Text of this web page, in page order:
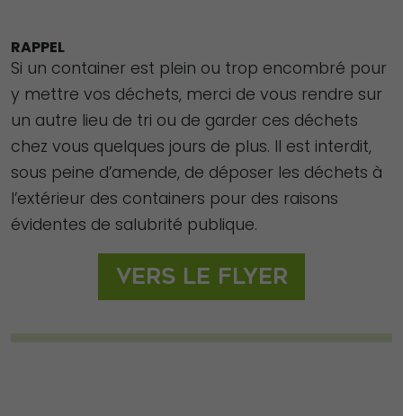
RAPPEL
Si un container est plein ou trop encombré pour
y mettre vos déchets, merci de vous rendre sur
un autre lieu de tri ou de garder ces déchets
chez vous quelques jours de plus. Il est interdit,
sous peine d’amende, de déposer les déchets à
l’extérieur des containers pour des raisons
évidentes de salubrité publique.
Vers le flyer